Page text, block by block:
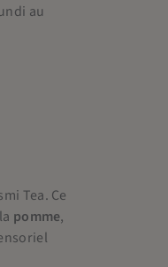
au
Tea. Ce
pomme,